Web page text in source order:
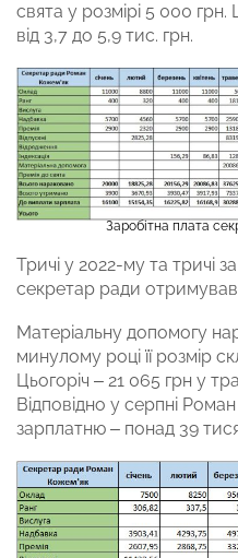
свята у розмірі 5 000
від 3,7 до 5,9 тис. грн.
Заробітна плата
Тричі у 2022-му та тричі
секретар ради отримував
Матеріальну допомогу
минулому році її розмір
Цьогоріч – 21 065 грн у
Відповідно у серпні
зарплатню – понад 39